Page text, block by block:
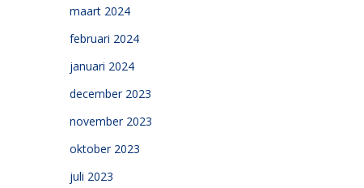
maart 2024
februari 2024
januari 2024
december 2023
november 2023
oktober 2023
juli 2023